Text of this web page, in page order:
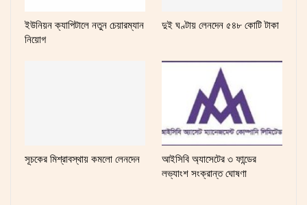
ইউনিয়ন ক্যাপিটালে নতুন চেয়ারম্যান
নিয়োগ
দুই ঘণ্টায় লেনদেন ৫৪৮ কোটি টাকা
সূচকের মিশ্রাবস্থায় কমলো লেনদেন
আইসিবি অ্যাসেটের ৩ ফান্ডের
লভ্যাংশ সংক্রান্ত ঘোষণা